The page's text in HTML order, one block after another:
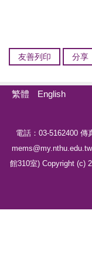
友善列印 分享
繁體 English
電話：03-5162400 傳
館310室) Copyright (c)